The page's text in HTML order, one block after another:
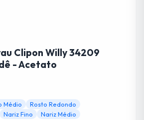
Clipon Willy 34209
- Acetato
Médio
Rosto Redondo
Nariz Fino Nariz Médio